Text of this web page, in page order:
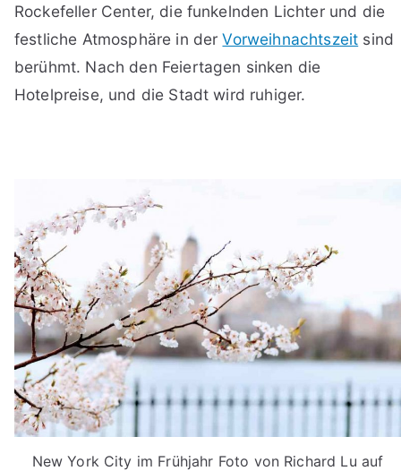
Rockefeller Center, die funkelnden Lichter und die
festliche Atmosphäre in derVorweihnachtszeit sind
berühmt. Nach den Feiertagen sinken die
Hotelpreise, und die Stadt wird ruhiger.
New York City im Frühjahr Foto von Richard Lu auf